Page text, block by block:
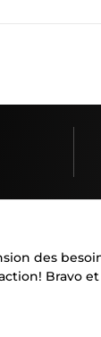
des
Bravo